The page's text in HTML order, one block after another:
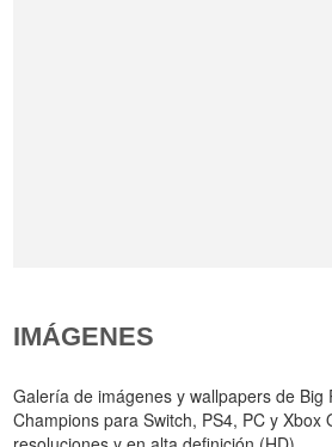
IMÁGENES
Galería de imágenes y wallpapers de Big
Champions para Switch, PS4, PC y Xbox